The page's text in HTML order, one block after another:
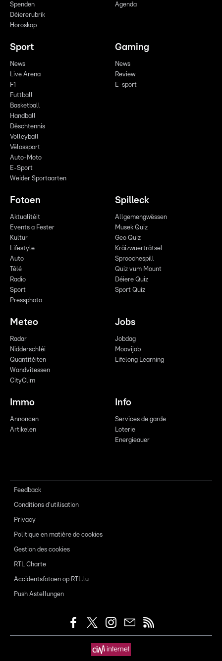
Spenden
Déiererubrik
Horoskop
Agenda
Sport
News
Live Arena
F1
Futtball
Basketball
Handball
Dëschtennis
Volleyball
Vëlossport
Auto-Moto
E-Sport
Weider Sportaarten
Gaming
News
Review
E-sport
Fotoen
Aktualitéit
Events a Fester
Kultur
Lifestyle
Auto
Télé
Radio
Sport
Pressphoto
Spilleck
Allgemengwëssen
Musek Quiz
Geo Quiz
Kräizwuerträtsel
Sproochespill
Quiz vum Mount
Déiere Quiz
Sport Quiz
Meteo
Radar
Nidderschléi
Quantitéiten
Wandvitessen
CityClim
Jobs
Jobdag
Moovijob
Lifelong Learning
Immo
Annoncen
Artikelen
Info
Services de garde
Loterie
Energieauer
Feedback
Conditions d'utilisation
Privacy
Politique en matière de cookies
Gestion des cookies
RTL Charte
Accidentsfotoen op RTL.lu
Push Astellungen